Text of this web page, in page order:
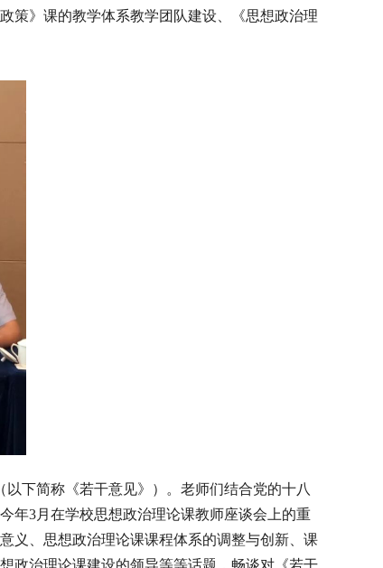
策》课的教学体系教学团队建设、《思想政治理
下简称《若干意见》）。老师们结合党的十八
年3月在学校思想政治理论课教师座谈会上的重
义、思想政治理论课课程体系的调整与创新、课
政治理论课建设的领导等等话题，畅谈对《若干